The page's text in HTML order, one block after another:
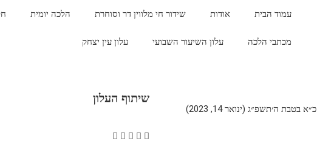
עמוד הבית אודות שידור חי מלווין דר וסוחרת הלכה יומית
מכתבי הלכה עלון השיעור השבועי עלון עין יצחק
כ״א בטבת ה׳תשפ״ג (ינואר 14, 2023)
שיתוף העלון